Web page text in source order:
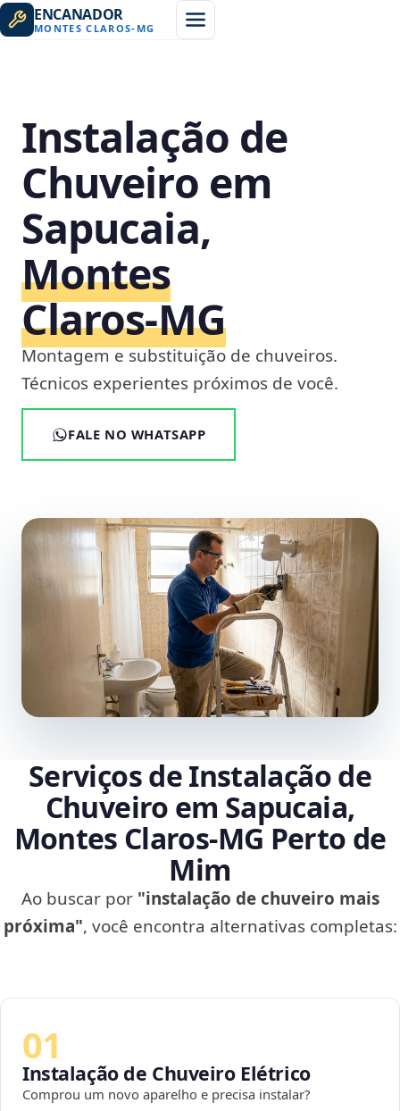
ENCANADOR
MONTES CLAROS- MG
Instalação de
Chuveiro em
Sapucaia,
Montes
Claros‑MG
Montagem e substituição de chuveiros.
Técnicos experientes próximos de você.
FALE NO WHATSAPP
Serviços de Instalação de
Chuveiro em Sapucaia,
Montes Claros‑MG Perto de
Mim
Ao buscar por "instalação de chuveiro mais
próxima", você encontra alternativas completas:
01
Instalação de Chuveiro Elétrico
Comprou um novo aparelho e precisa instalar?